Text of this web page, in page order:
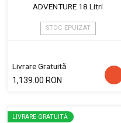
ADVENTURE 18 Litri
STOC EPUIZAT
Livrare Gratuită
1,139.00 RON
LIVRARE GRATUITĂ